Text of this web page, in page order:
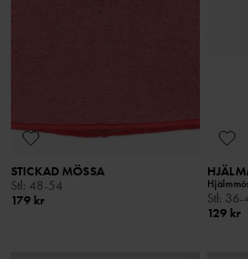
STICKAD MÖSSA
Stl: 48-54
179 kr
Stl: 36-
129 kr